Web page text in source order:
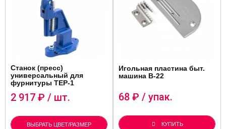
Станок (пресс)
универсальный для
фурнитуры ТЕР-1
2 917 ₽ / шт.
ВЫБРАТЬ ЦВЕТ/РАЗМЕР
Игольная пластина быт.
машина B-22
68 ₽ / упак.
КУПИТЬ